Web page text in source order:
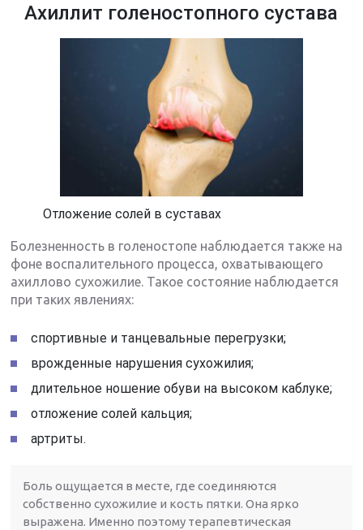
Ахиллит голеностопного сустава
Отложение солей в суставах
Болезненность в голеностопе наблюдается также на
фоне воспалительного процесса, охватывающего
ахиллово сухожилие. Такое состояние наблюдается
при таких явлениях:
спортивные и танцевальные перегрузки;
врожденные нарушения сухожилия;
длительное ношение обуви на высоком каблуке;
отложение солей кальция;
артриты.
Боль ощущается в месте, где соединяются
собственно сухожилие и кость пятки. Она ярко
выражена. Именно поэтому терапевтическая